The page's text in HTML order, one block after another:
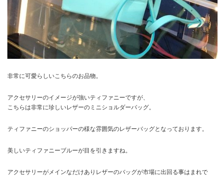
非常に可愛らしいこちらのお品物。
アクセサリーのイメージが強いティファニーですが、
こちらは非常に珍しいレザーのミニショルダーバッグ。
ティファニーのショッパーの様な雰囲気のレザーバッグとなっております。
美しいティファニーブルーが目を引きますね。
アクセサリーがメインなだけありレザーのバッグが市場に出回る事はまれで